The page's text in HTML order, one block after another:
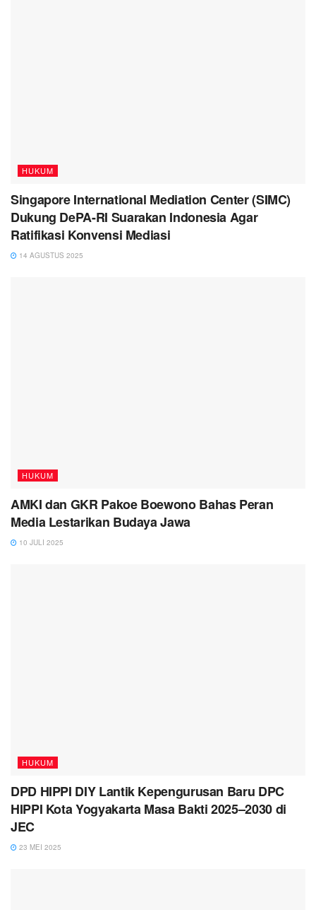
HUKUM
Singapore International Mediation Center (SIMC)
Dukung DePA-RI Suarakan Indonesia Agar
Ratifikasi Konvensi Mediasi
14 AGUSTUS 2025
HUKUM
AMKI dan GKR Pakoe Boewono Bahas Peran
Media Lestarikan Budaya Jawa
10 JULI 2025
HUKUM
DPD HIPPI DIY Lantik Kepengurusan Baru DPC
HIPPI Kota Yogyakarta Masa Bakti 2025–2030 di
JEC
23 MEI 2025